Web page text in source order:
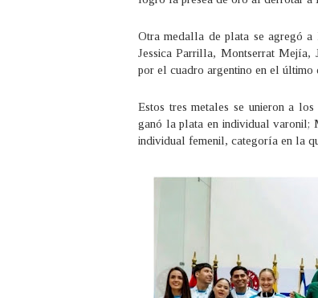
Otra medalla de plata se agregó
Jessica Parrilla, Montserrat Mejía,
por el cuadro argentino en el último
Estos tres metales se unieron a
ganó la plata en individual varonil;
individual femenil, categoría en la